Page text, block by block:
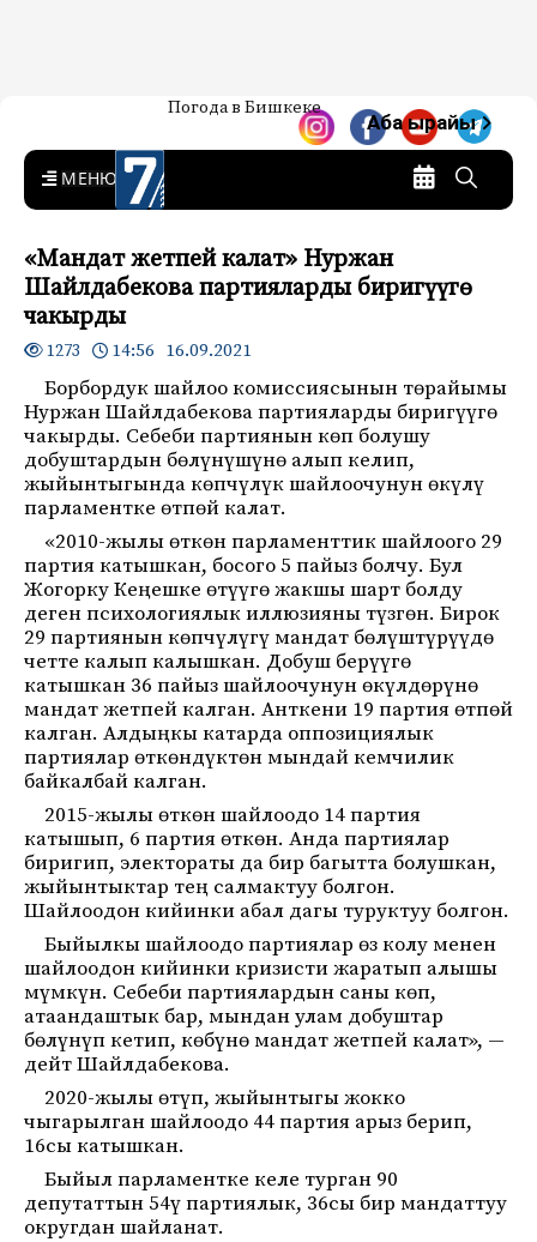
7-канал. Жаңылыктар —
Кыргызстан
Жаңылыктар — Кыргызстан
Погода в Бишкеке
Аба ырайы
MENU
«Мандат жетпей калат» Нуржан
Шайлдабекова партияларды биригүүгө
чакырды
1273 14:56 16.09.2021
Борбордук шайлоо комиссиясынын төрайымы
Нуржан Шайлдабекова партияларды биригүүгө
чакырды. Себеби партиянын көп болушу
добуштардын бөлүнүшүнө алып келип,
жыйынтыгында көпчүлүк шайлоочунун өкүлү
парламентке өтпөй калат.
«2010-жылы өткөн парламенттик шайлоого 29
партия катышкан, босого 5 пайыз болчу. Бул
Жогорку Кеңешке өтүүгө жакшы шарт болду
деген психологиялык иллюзияны түзгөн. Бирок
29 партиянын көпчүлүгү мандат бөлүштүрүүдө
четте калып калышкан. Добуш берүүгө
катышкан 36 пайыз шайлоочунун өкүлдөрүнө
мандат жетпей калган. Анткени 19 партия өтпөй
калган. Алдыңкы катарда оппозициялык
партиялар өткөндүктөн мындай кемчилик
байкалбай калган.
2015-жылы өткөн шайлоодо 14 партия
катышып, 6 партия өткөн. Анда партиялар
биригип, электораты да бир багытта болушкан,
жыйынтыктар тең салмактуу болгон.
Шайлоодон кийинки абал дагы туруктуу болгон.
Быйылкы шайлоодо партиялар өз колу менен
шайлоодон кийинки кризисти жаратып алышы
мүмкүн. Себеби партиялардын саны көп,
атаандаштык бар, мындан улам добуштар
бөлүнүп кетип, көбүнө мандат жетпей калат», —
дейт Шайлдабекова.
2020-жылы өтүп, жыйынтыгы жокко
чыгарылган шайлоодо 44 партия арыз берип,
16сы катышкан.
Быйыл парламентке келе турган 90
депутаттын 54ү партиялык, 36сы бир мандаттуу
округдан шайланат.